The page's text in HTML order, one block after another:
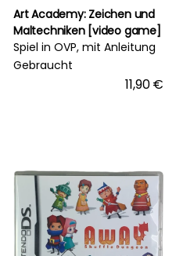
Art Academy: Zeichen und
Maltechniken [video game]
Spiel in OVP, mit Anleitung
Gebraucht
11,90 €